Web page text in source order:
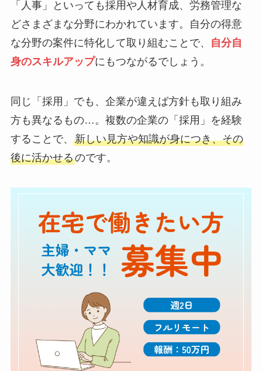
「人事」といっても採用や人材育成、労務管理な
どさまざまな分野にわかれています。自分の得意
な分野の案件に特化して取り組むことで、
自分自
身のスキルアップにもつながるでしょう。
同じ「採用」でも、企業が違えば方針も取り組み
方も異なるもの…。複数の企業の「採用」を経験
することで、 新しい見方や知識が身につき、その
後に活かせるのです。